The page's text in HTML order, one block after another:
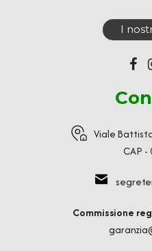
I
Viale
CAP -
Commissione